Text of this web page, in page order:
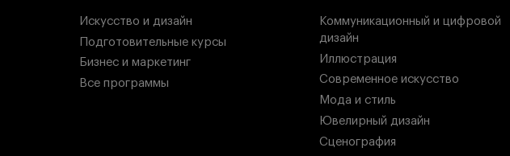
Искусство и дизайн
Подготовительные курсы
Бизнес и маркетинг
Все программы
Коммуникационный и цифровой
дизайн
Иллюстрация
Современное искусство
Мода и стиль
Ювелирный дизайн
Сценография